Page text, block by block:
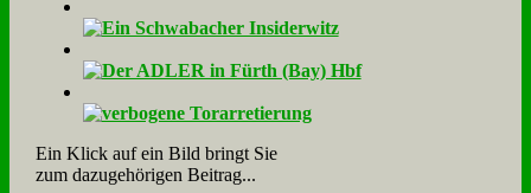
Ein Klick auf ein Bild bringt Sie
zum dazugehörigen Beitrag...